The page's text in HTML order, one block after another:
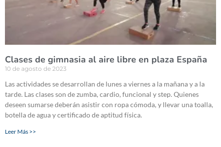
Clases de gimnasia al aire libre en plaza España
10 de agosto de 2023
Las actividades se desarrollan de lunes a viernes a la mañana y a la
tarde. Las clases son de zumba, cardio, funcional y step. Quienes
deseen sumarse deberán asistir con ropa cómoda, y llevar una toalla,
botella de agua y certificado de aptitud física.
Leer Más >>